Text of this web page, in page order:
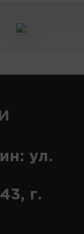
ул.
г.